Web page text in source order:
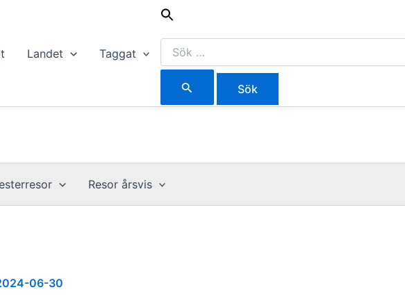
Landet Taggat
Sök
efter:
Resor årsvis
06-30